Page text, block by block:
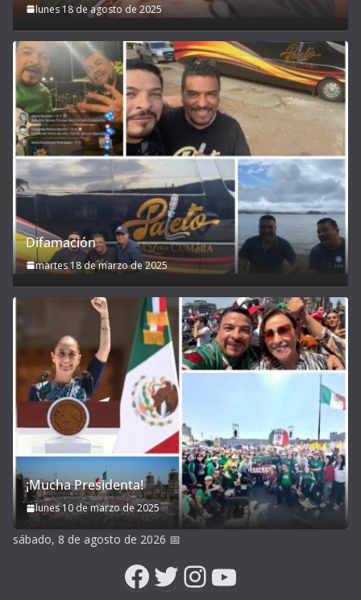
lunes 18 de agosto de 2025
Difamación
martes 18 de marzo de 2025
¡Mucha Presidenta!
lunes 10 de marzo de 2025
sábado, 8 de agosto de 2026 📅
Facebook
Twitter
Instagram
YouTube